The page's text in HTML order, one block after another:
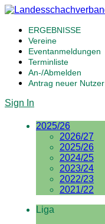
ERGEBNISSE
Vereine
Eventanmeldungen
Terminliste
An-/Abmelden
Antrag neuer Nutzer
Sign In
2025/26
2026/27
2025/26
2024/25
2023/24
2022/23
2021/22
Liga